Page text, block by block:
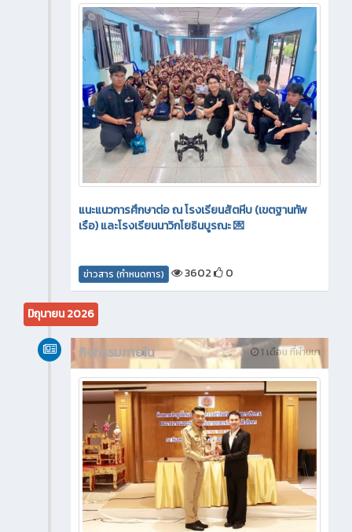
แนะแนวการศึกษาต่อ ณ โรงเรียนสัตหีบ (เขตฐานทัพ
เรือ) และโรงเรียนนาวิกโยธินบูรณะ 💌
ข่าวสาร (กำหนดการ) 3602 0
มิถุนายน 2026
1 เดือน ที่ผ่านมา
กิจกรรมภายใน